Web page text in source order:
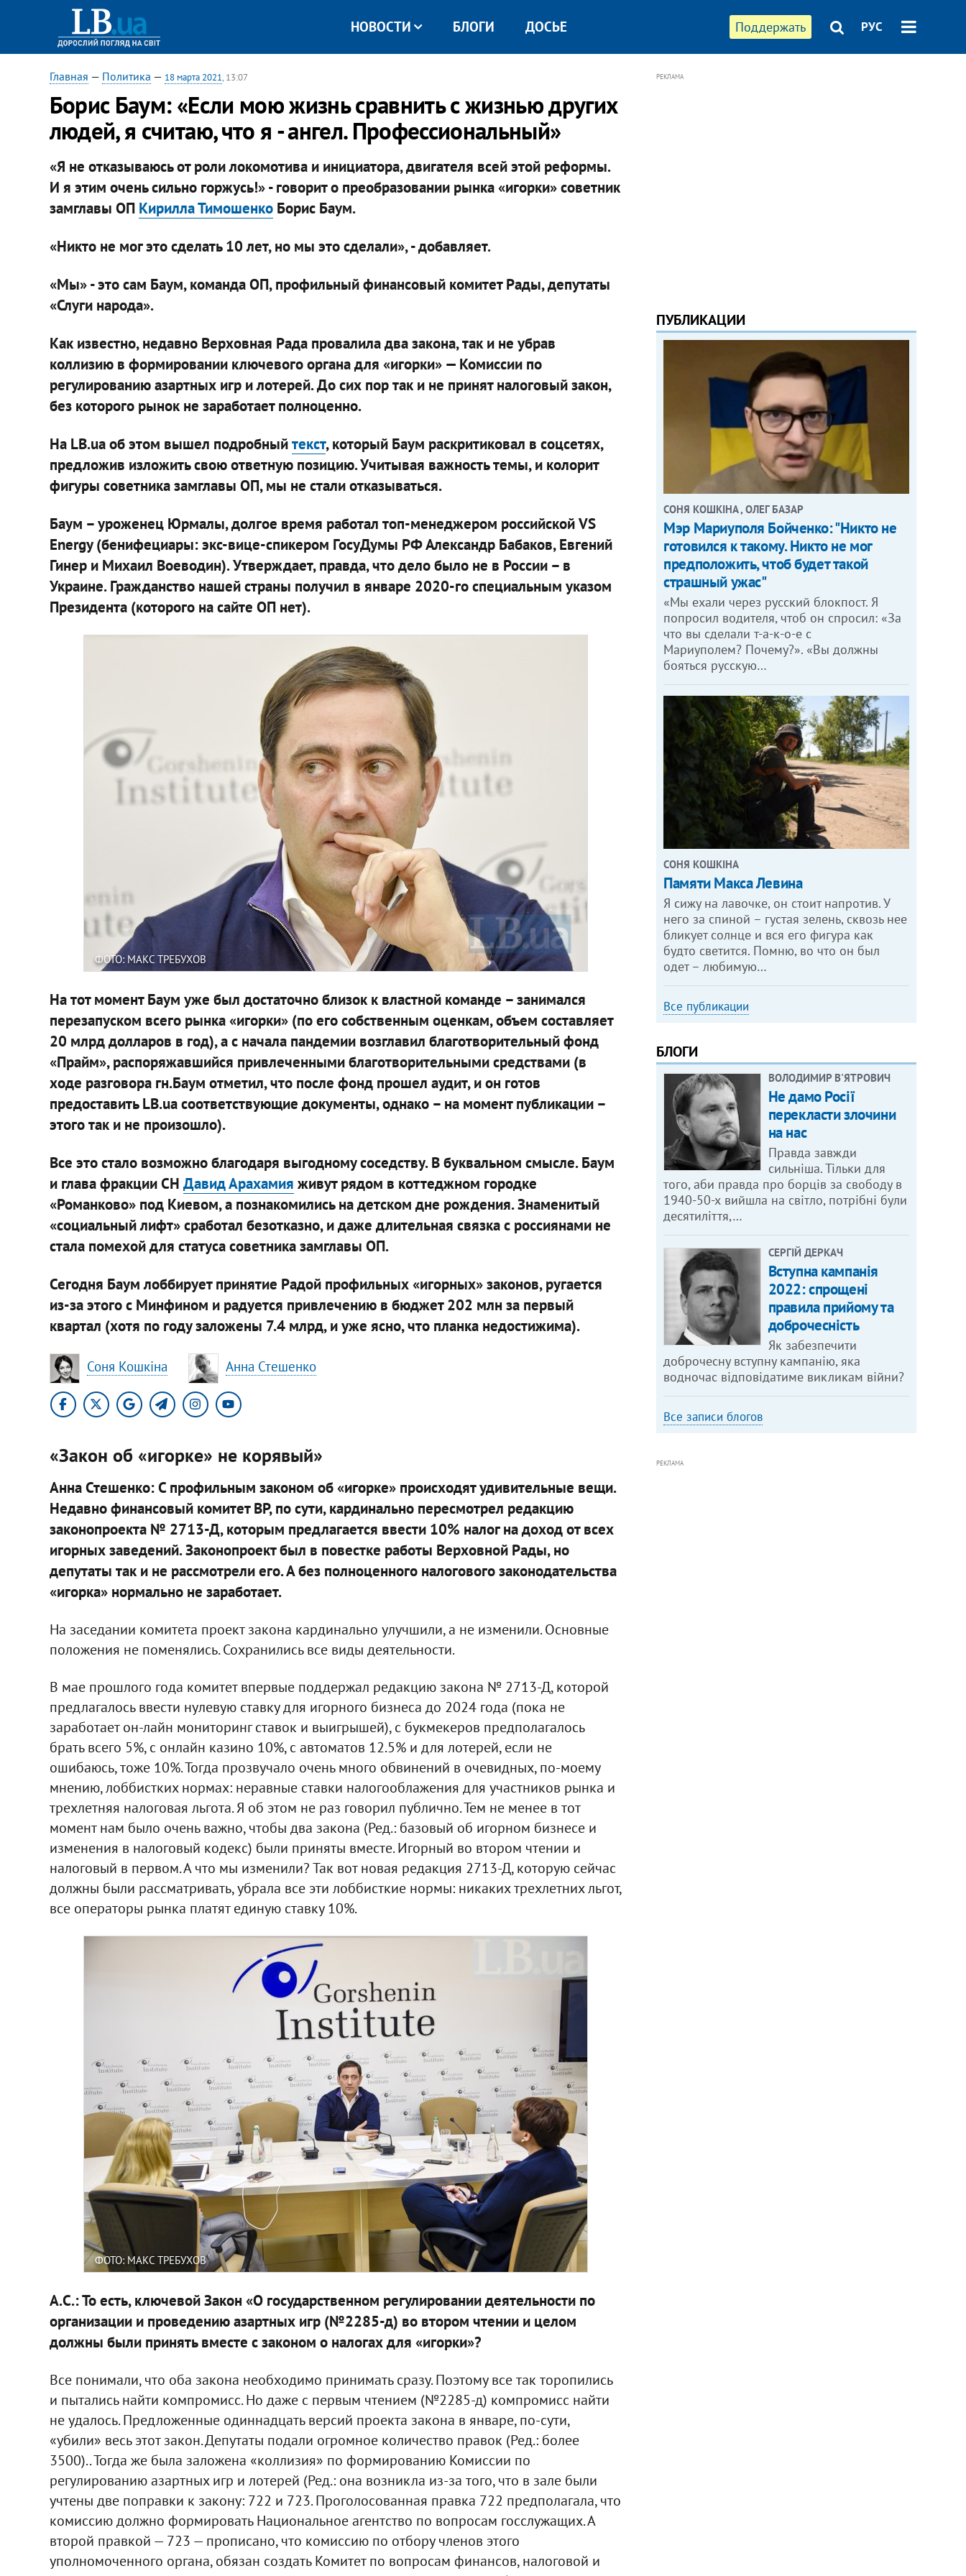
Поддержать РУС
НОВОСТИ БЛОГИ ДОСЬЕ
Главная — Политика — 18 марта 2021, 13:07
Борис Баум: «Если мою жизнь сравнить с жизнью других
людей, я считаю, что я - ангел. Профессиональный»
«Я не отказываюсь от роли локомотива и инициатора, двигателя всей этой реформы.
И я этим очень сильно горжусь!» - говорит о преобразовании рынка «игорки» советник
замглавы ОП Кирилла ТимошенкоБорис Баум.
«Никто не мог это сделать 10 лет, но мы это сделали», - добавляет.
«Мы» - это сам Баум, команда ОП, профильный финансовый комитет Рады, депутаты
«Слуги народа».
Как известно, недавно Верховная Рада провалила два закона, так и не убрав
коллизию в формировании ключевого органа для «игорки» — Комиссии по
регулированию азартных игр и лотерей. До сих пор так и не принят налоговый закон,
без которого рынок не заработает полноценно.
На LB.ua об этом вышел подробныйтекст, который Баум раскритиковал в соцсетях,
предложив изложить свою ответную позицию. Учитывая важность темы, и колорит
фигуры советника замглавы ОП, мы не стали отказываться.
Баум – уроженец Юрмалы, долгое время работал топ-менеджером российской VS
Energy (бенифециары: экс-вице-спикером ГосуДумы РФ Александр Бабаков, Евгений
Гинер и Михаил Воеводин). Утверждает, правда, что дело было не в России – в
Украине. Гражданство нашей страны получил в январе 2020-го специальным указом
Президента (которого на сайте ОП нет).
ФОТО: МАКС ТРЕБУХОВ
На тот момент Баум уже был достаточно близок к властной команде – занимался
перезапуском всего рынка «игорки» (по его собственным оценкам, объем составляет
20 млрд долларов в год), а с начала пандемии возглавил благотворительный фонд
«Прайм», распоряжавшийся привлеченными благотворительными средствами (в
ходе разговора гн.Баум отметил, что после фонд прошел аудит, и он готов
предоставить LB.ua соответствующие документы, однако – на момент публикации –
этого так и не произошло).
Все это стало возможно благодаря выгодному соседству. В буквальном смысле. Баум
и глава фракции СН Давид Арахамия живут рядом в коттеджном городке
«Романково» под Киевом, а познакомились на детском дне рождения. Знаменитый
«социальный лифт» сработал безотказно, и даже длительная связка с россиянами не
стала помехой для статуса советника замглавы ОП.
Сегодня Баум лоббирует принятие Радой профильных «игорных» законов, ругается
из-за этого с Минфином и радуется привлечению в бюджет 202 млн за первый
квартал (хотя по году заложены 7.4 млрд, и уже ясно, что планка недостижима).
Соня Кошкіна Анна Стешенко
«Закон об «игорке» не корявый»
Анна Стешенко: С профильным законом об «игорке» происходят удивительные вещи.
Недавно финансовый комитет ВР, по сути, кардинально пересмотрел редакцию
законопроекта № 2713-Д, которым предлагается ввести 10% налог на доход от всех
игорных заведений. Законопроект был в повестке работы Верховной Рады, но
депутаты так и не рассмотрели его. А без полноценного налогового законодательства
«игорка» нормально не заработает.
На заседании комитета проект закона кардинально улучшили, а не изменили. Основные
положения не поменялись. Сохранились все виды деятельности.
В мае прошлого года комитет впервые поддержал редакцию закона № 2713-Д, которой
предлагалось ввести нулевую ставку для игорного бизнеса до 2024 года (пока не
заработает он-лайн мониторинг ставок и выигрышей), с букмекеров предполагалось
брать всего 5%, с онлайн казино 10%, с автоматов 12.5% и для лотерей, если не
ошибаюсь, тоже 10%. Тогда прозвучало очень много обвинений в очевидных, по-моему
мнению, лоббистких нормах: неравные ставки налогооблажения для участников рынка и
трехлетняя налоговая льгота. Я об этом не раз говорил публично. Тем не менее в тот
момент нам было очень важно, чтобы два закона (Ред.: базовый об игорном бизнесе и
изменения в налоговый кодекс) были приняты вместе. Игорный во втором чтении и
налоговый в первом. А что мы изменили? Так вот новая редакция 2713-Д, которую сейчас
должны были рассматривать, убрала все эти лоббисткие нормы: никаких трехлетних льгот,
все операторы рынка платят единую ставку 10%.
ФОТО: МАКС ТРЕБУХОВ
А.С.: То есть, ключевой Закон «О государственном регулировании деятельности по
организации и проведению азартных игр (№2285-д) во втором чтении и целом
должны были принять вместе с законом о налогах для «игорки»?
Все понимали, что оба закона необходимо принимать сразу. Поэтому все так торопились
и пытались найти компромисс. Но даже с первым чтением (№2285-д) компромисс найти
не удалось. Предложенные одиннадцать версий проекта закона в январе, по-сути,
«убили» весь этот закон. Депутаты подали огромное количество правок (Ред.: более
3500).. Тогда же была заложена «коллизия» по формированию Комиссии по
регулированию азартных игр и лотерей (Ред.: она возникла из-за того, что в зале были
учтены две поправки к закону: 722 и 723. Проголосованная правка 722 предполагала, что
комиссию должно формировать Национальное агентство по вопросам госслужащих. А
второй правкой — 723 — прописано, что комиссию по отбору членов этого
уполномоченного органа, обязан создать Комитет по вопросам финансов, налоговой и
РЕКЛАМА
ПУБЛИКАЦИИ
СОНЯ КОШКІНА , ОЛЕГ БАЗАР
Мэр Мариуполя Бойченко: "Никто не
готовился к такому. Никто не мог
предположить, чтоб будет такой
страшный ужас"
«Мы ехали через русский блокпост. Я
попросил водителя, чтоб он спросил: «За
что вы сделали т-а-к-о-е с
Мариуполем? Почему?». «Вы должны
бояться русскую…
СОНЯ КОШКІНА
Памяти Макса Левина
Я сижу на лавочке, он стоит напротив. У
него за спиной – густая зелень, сквозь нее
бликует солнце и вся его фигура как
будто светится. Помню, во что он был
одет – любимую…
Все публикации
БЛОГИ
ВОЛОДИМИР В'ЯТРОВИЧ
Не дамо Росії
перекласти злочини
на нас
Правда завжди
сильніша. Тільки для
того, аби правда про борців за свободу в
1940-50-х вийшла на світло, потрібні були
десятиліття,…
СЕРГІЙ ДЕРКАЧ
Вступна кампанія
2022: спрощені
правила прийому та
доброчесність
Як забезпечити
доброчесну вступну кампанію, яка
водночас відповідатиме викликам війни?
Все записи блогов
РЕКЛАМА